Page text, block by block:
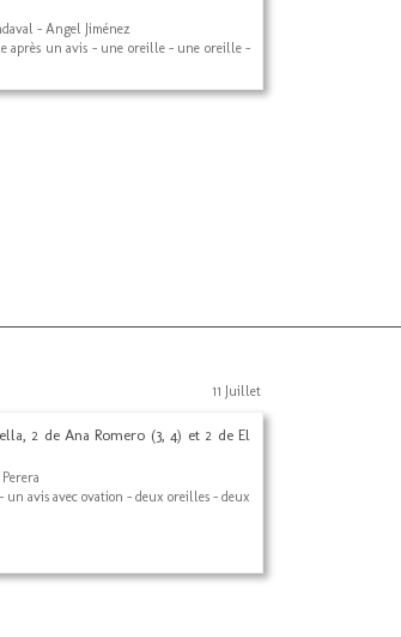
- Angel Jiménez
après un avis - une oreille - une oreille -
11 Juillet
2 de Ana Romero (3, 4) et 2 de El
avis avec ovation - deux oreilles - deux